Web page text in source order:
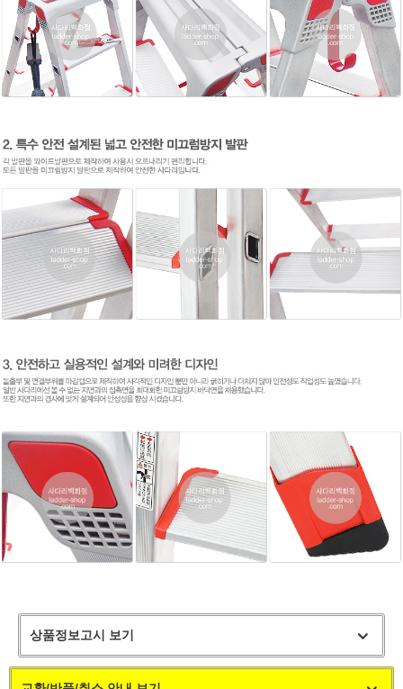
상품정보고시 보기